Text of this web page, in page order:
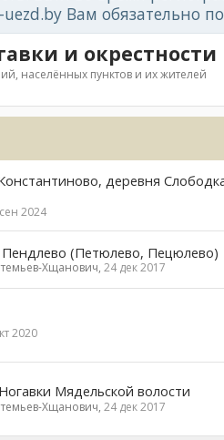
Вам обязательно
и окрестности
населённых пунктов и их жителей
деревня
2024
Пендлево (Петюлево, Пецюлево)
Хщанович, 24 дек 2017
2020
Мядельской волости
Хщанович, 24 дек 2017